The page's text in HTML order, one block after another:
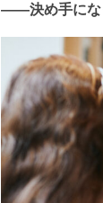
――決め手にな